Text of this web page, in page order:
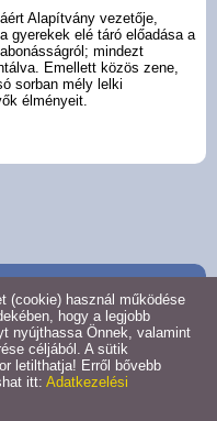
Alapítvány vezetője,
gyerekek elé táró előadása a
mindezt
Emellett közös zene,
sorban mély lelki
élményeit.
(cookie) használ működése
hogy a legjobb
nyújthassa Önnek, valamint
céljából. A sütik
letilthatja! Erről bővebb
itt: Adatkezelési